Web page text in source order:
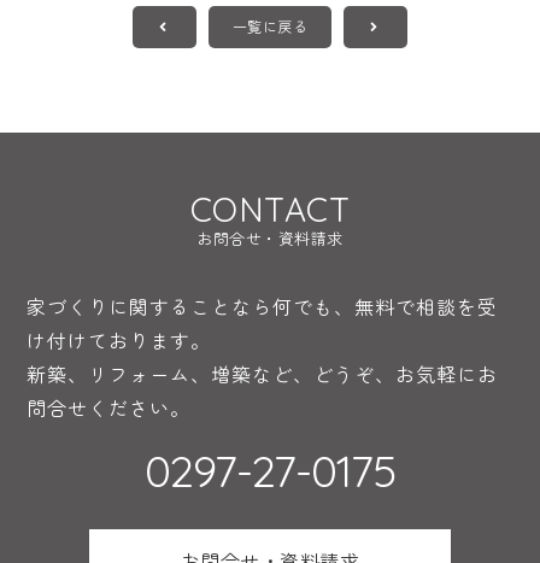
一覧に戻る
CONTACT
お問合せ・資料請求
家づくりに関することなら何でも、無料で相談を受
け付けております。
新築、リフォーム、増築など、どうぞ、お気軽にお
問合せください。
0297-27-0175